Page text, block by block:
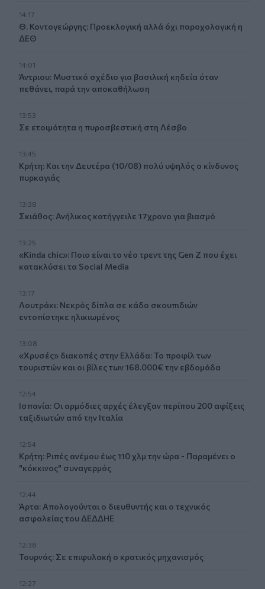
14:17
Θ. Κοντογεώργης: Προεκλογική αλλά όχι παροχολογική η
ΔΕΘ
14:01
Άντριου: Μυστικό σχέδιο για βασιλική κηδεία όταν
πεθάνει, παρά την αποκαθήλωση
13:53
Σε ετοιμότητα η πυροσβεστική στη Λέσβο
13:45
Κρήτη: Και την Δευτέρα (10/08) πολύ υψηλός ο κίνδυνος
πυρκαγιάς
13:38
Σκιάθος: Ανήλικος κατήγγειλε 17χρονο για βιασμό
13:25
«Kinda chic»: Ποιο είναι το νέο τρεντ της Gen Z που έχει
κατακλύσει τα Social Media
13:17
Λουτράκι: Νεκρός δίπλα σε κάδο σκουπιδιών
εντοπίστηκε ηλικιωμένος
13:08
«Χρυσές» διακοπές στην Ελλάδα: Το προφίλ των
τουριστών και οι βίλες των 168.000€ την εβδομάδα
12:54
Ισπανία: Οι αρμόδιες αρχές έλεγξαν περίπου 200 αφίξεις
ταξιδιωτών από την Ιταλία
12:54
Κρήτη: Ριπές ανέμου έως 110 χλμ την ώρα - Παραμένει ο
"κόκκινος" συναγερμός
12:44
Άρτα: Απολογούνται ο διευθυντής και ο τεχνικός
ασφαλείας του ΔΕΔΔΗΕ
12:38
Τουρνάς: Σε επιφυλακή ο κρατικός μηχανισμός
12:27